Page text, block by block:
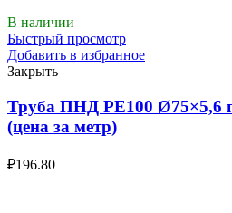
В наличии
Быстрый просмотр
Добавить в избранное
Закрыть
Труба ПНД РЕ100 Ø75×5,6
(цена за метр)
₽196.80